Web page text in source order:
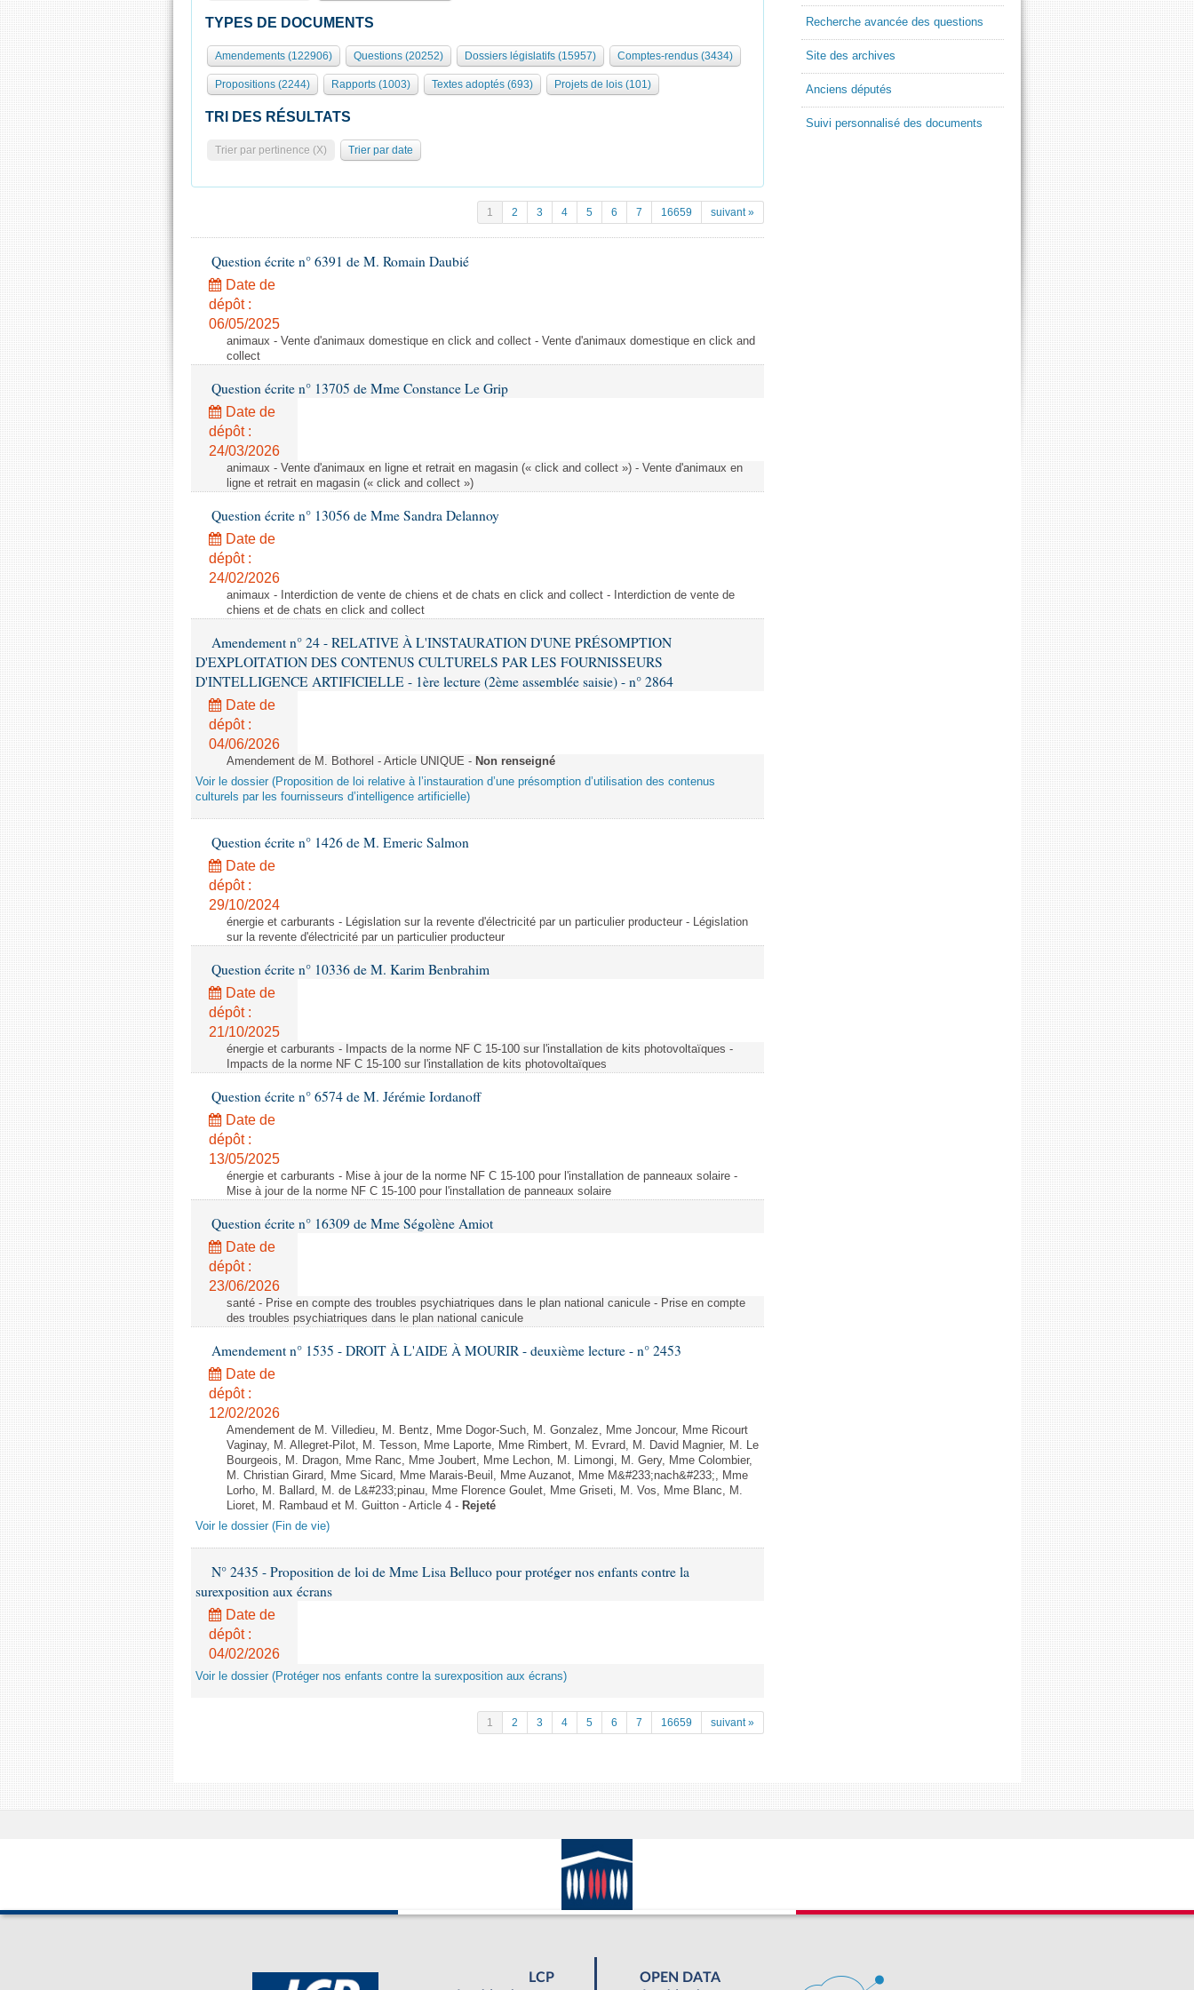
TYPES DE DOCUMENTS
Amendements (122906) Questions (20252) Dossiers législatifs (15957) Comptes-rendus (3434)
Propositions (2244) Rapports (1003) Textes adoptés (693) Projets de lois (101)
TRI DES RÉSULTATS
Trier par pertinence (X) Trier par date
1 2 3 4 5 6 7 16659 suivant »
Question écrite n° 6391 de M. Romain Daubié
Date de
dépôt :
06/05/2025
animaux - Vente d'animaux domestique en click and collect - Vente d'animaux domestique en click and
collect
Question écrite n° 13705 de Mme Constance Le Grip
Date de
dépôt :
24/03/2026
animaux - Vente d'animaux en ligne et retrait en magasin (« click and collect ») - Vente d'animaux en
ligne et retrait en magasin (« click and collect »)
Question écrite n° 13056 de Mme Sandra Delannoy
Date de
dépôt :
24/02/2026
animaux - Interdiction de vente de chiens et de chats en click and collect - Interdiction de vente de
chiens et de chats en click and collect
Amendement n° 24 - RELATIVE À L'INSTAURATION D'UNE PRÉSOMPTION
D'EXPLOITATION DES CONTENUS CULTURELS PAR LES FOURNISSEURS
D'INTELLIGENCE ARTIFICIELLE - 1ère lecture (2ème assemblée saisie) - n° 2864
Date de
dépôt :
04/06/2026
Amendement de M. Bothorel - Article UNIQUE - Non renseigné
Voir le dossier (Proposition de loi relative à l’instauration d’une présomption d’utilisation des contenus
culturels par les fournisseurs d’intelligence artificielle)
Question écrite n° 1426 de M. Emeric Salmon
Date de
dépôt :
29/10/2024
énergie et carburants - Législation sur la revente d'électricité par un particulier producteur - Législation
sur la revente d'électricité par un particulier producteur
Question écrite n° 10336 de M. Karim Benbrahim
Date de
dépôt :
21/10/2025
énergie et carburants - Impacts de la norme NF C 15-100 sur l'installation de kits photovoltaïques -
Impacts de la norme NF C 15-100 sur l'installation de kits photovoltaïques
Question écrite n° 6574 de M. Jérémie Iordanoff
Date de
dépôt :
13/05/2025
énergie et carburants - Mise à jour de la norme NF C 15-100 pour l'installation de panneaux solaire -
Mise à jour de la norme NF C 15-100 pour l'installation de panneaux solaire
Question écrite n° 16309 de Mme Ségolène Amiot
Date de
dépôt :
23/06/2026
santé - Prise en compte des troubles psychiatriques dans le plan national canicule - Prise en compte
des troubles psychiatriques dans le plan national canicule
Amendement n° 1535 - DROIT À L'AIDE À MOURIR - deuxième lecture - n° 2453
Date de
dépôt :
12/02/2026
Amendement de M. Villedieu, M. Bentz, Mme Dogor-Such, M. Gonzalez, Mme Joncour, Mme Ricourt
Vaginay, M. Allegret-Pilot, M. Tesson, Mme Laporte, Mme Rimbert, M. Evrard, M. David Magnier, M. Le
Bourgeois, M. Dragon, Mme Ranc, Mme Joubert, Mme Lechon, M. Limongi, M. Gery, Mme Colombier,
M. Christian Girard, Mme Sicard, Mme Marais-Beuil, Mme Auzanot, Mme M&#233;nach&#233;, Mme
Lorho, M. Ballard, M. de L&#233;pinau, Mme Florence Goulet, Mme Griseti, M. Vos, Mme Blanc, M.
Lioret, M. Rambaud et M. Guitton - Article 4 - Rejeté
Voir le dossier (Fin de vie)
N° 2435 - Proposition de loi de Mme Lisa Belluco pour protéger nos enfants contre la
surexposition aux écrans
Date de
dépôt :
04/02/2026
Voir le dossier (Protéger nos enfants contre la surexposition aux écrans)
1 2 3 4 5 6 7 16659 suivant »
Recherche avancée des questions
Site des archives
Anciens députés
Suivi personnalisé des documents
LCP
OPEN DATA